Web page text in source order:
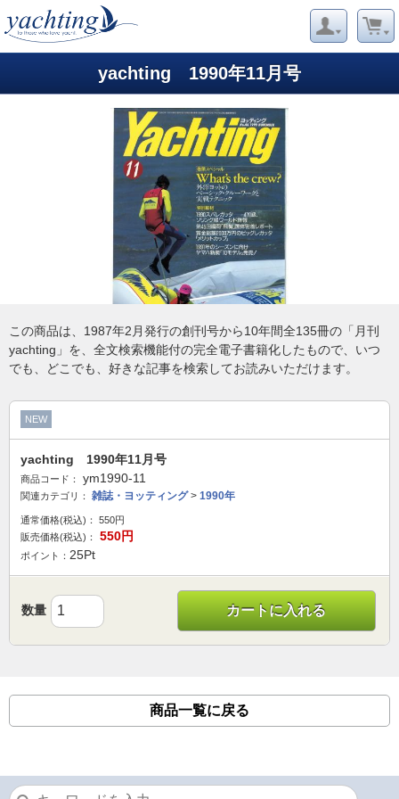
yachting 1990年11月号
この商品は、1987年2月発行の創刊号から10年間全135冊の「月刊
yachting」を、全文検索機能付の完全電子書籍化したもので、いつ
でも、どこでも、好きな記事を検索してお読みいただけます。
NEW
yachting 1990年11月号
商品コード： ym1990-11
関連カテゴリ： 雑誌・ヨッティング> 1990年
通常価格(税込)： 550円
販売価格(税込)：
550円
ポイント： 25Pt
数量 カートに入れる
商品一覧に戻る